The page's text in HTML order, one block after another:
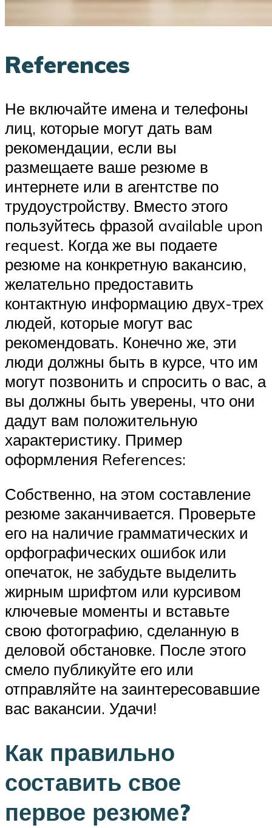
References
Не включайте имена и телефоны
лиц, которые могут дать вам
рекомендации, если вы
размещаете ваше резюме в
интернете или в агентстве по
трудоустройству. Вместо этого
пользуйтесь фразой available upon
request. Когда же вы подаете
резюме на конкретную вакансию,
желательно предоставить
контактную информацию двух-трех
людей, которые могут вас
рекомендовать. Конечно же, эти
люди должны быть в курсе, что им
могут позвонить и спросить о вас, а
вы должны быть уверены, что они
дадут вам положительную
характеристику. Пример
оформления References:
Собственно, на этом составление
резюме заканчивается. Проверьте
его на наличие грамматических и
орфографических ошибок или
опечаток, не забудьте выделить
жирным шрифтом или курсивом
ключевые моменты и вставьте
свою фотографию, сделанную в
деловой обстановке. После этого
смело публикуйте его или
отправляйте на заинтересовавшие
вас вакансии. Удачи!
Как правильно
составить свое
первое резюме?